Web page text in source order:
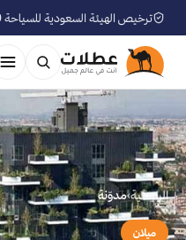
ترخيص الهيئة السعودية للسياحة 73105299
الرئيسية›مدوّنة
ميلان